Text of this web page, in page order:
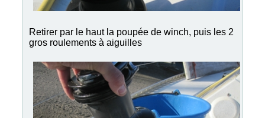
Retirer par le haut la poupée de winch, puis les 2
gros roulements à aiguilles